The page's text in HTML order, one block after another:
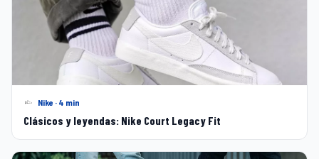
Nike · 4 min
Clásicos y leyendas: Nike Court Legacy Fit